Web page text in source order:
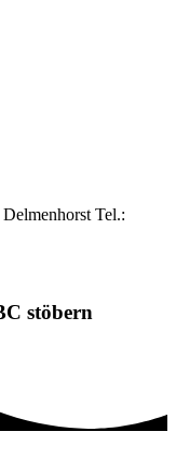
Tel.:
stöbern